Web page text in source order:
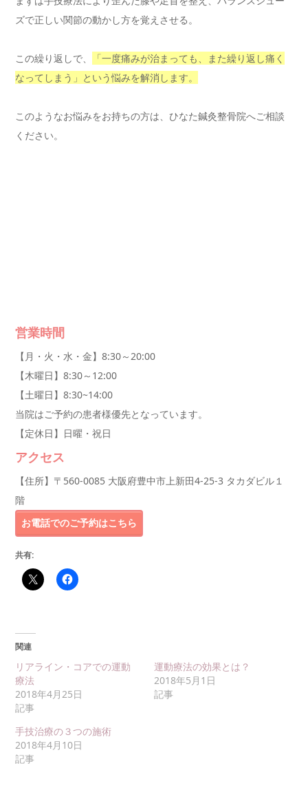
ズで正しい関節の動かし方を覚えさせる。
この繰り返しで、
「一度痛みが治まっても、また繰り返し痛く
なってしまう」という悩みを解消します。
このようなお悩みをお持ちの方は、ひなた鍼灸整骨院へご相談
ください。
営業時間
【月・火・水・金】8:30～20:00
【木曜日】8:30～12:00
【土曜日】8:30~14:00
当院はご予約の患者様優先となっています。
【定休日】日曜・祝日
アクセス
【住所】〒560-0085 大阪府豊中市上新田4-25-3 タカダビル１
階
お電話でのご予約はこちら
共有:
関連
リアライン・コアでの運動
療法
2018年4月25日
記事
運動療法の効果とは？
2018年5月1日
記事
手技治療の３つの施術
2018年4月10日
記事